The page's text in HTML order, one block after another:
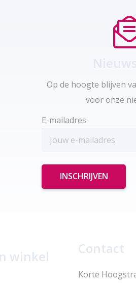
Op de hoogte blijven
voor onze
E-mailadres:
winkel Contact
Korte